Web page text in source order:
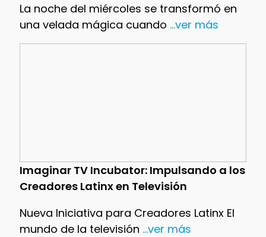
La noche del miércoles se transformó en
una velada mágica cuando ...ver más
Imaginar TV Incubator: Impulsando a los
Creadores Latinx en Televisión
Nueva Iniciativa para Creadores Latinx El
mundo de la televisión ...ver más